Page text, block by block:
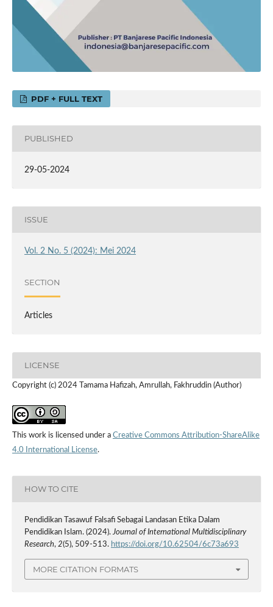
PDF + FULL TEXT
PUBLISHED
29-05-2024
ISSUE
Vol. 2 No. 5 (2024): Mei 2024
SECTION
Articles
LICENSE
Copyright (c) 2024 Tamama Hafizah, Amrullah, Fakhruddin (Author)
This work is licensed under a Creative Commons Attribution-ShareAlike
4.0 International License.
HOW TO CITE
Pendidikan Tasawuf Falsafi Sebagai Landasan Etika Dalam
Pendidikan Islam. (2024).Journal of International Multidisciplinary
Research, 2(5), 509-513. https://doi.org/10.62504/6c73a693
MORE CITATION FORMATS